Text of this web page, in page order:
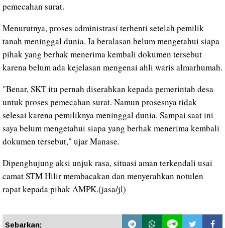
pemecahan surat.
Menurutnya, proses administrasi terhenti setelah pemilik
tanah meninggal dunia. Ia beralasan belum mengetahui siapa
pihak yang berhak menerima kembali dokumen tersebut
karena belum ada kejelasan mengenai ahli waris almarhumah.
"Benar, SKT itu pernah diserahkan kepada pemerintah desa
untuk proses pemecahan surat. Namun prosesnya tidak
selesai karena pemiliknya meninggal dunia. Sampai saat ini
saya belum mengetahui siapa yang berhak menerima kembali
dokumen tersebut," ujar Manase.
Dipenghujung aksi unjuk rasa, situasi aman terkendali usai
camat STM Hilir membacakan dan menyerahkan notulen
rapat kepada pihak AMPK.(jasa/jl)
Sebarkan: